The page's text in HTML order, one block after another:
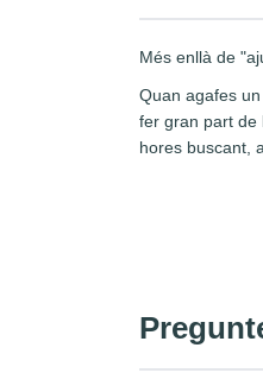
Més enllà de
Quan agafes
fer gran part de
hores buscant,